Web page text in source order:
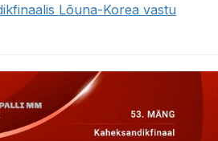
Lõuna-Korea vastu